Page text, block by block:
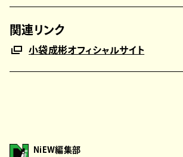
関連リンク
小袋成彬オフィシャルサイト
NiEW編集部